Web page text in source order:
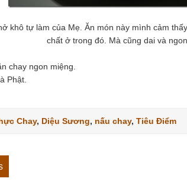
khô tự làm của Mẹ. Ăn món này mình cảm
chất ở trong đó. Mà cũng dai và
chay ngon miệng.
Phật.
Chay, Diệu Sương, nấu chay, Tiêu Điểm